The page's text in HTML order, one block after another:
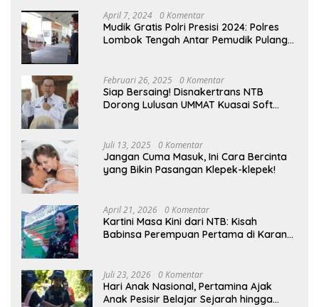
April 7, 2024 0 Komentar
Mudik Gratis Polri Presisi 2024: Polres
Lombok Tengah Antar Pemudik Pulang
Februari 26, 2025 0 Komentar
Siap Bersaing! Disnakertrans NTB
Dorong Lulusan UMMAT Kuasai Soft
Juli 13, 2025 0 Komentar
Jangan Cuma Masuk, Ini Cara Bercinta
yang Bikin Pasangan Klepek-klepek!
April 21, 2026 0 Komentar
Kartini Masa Kini dari NTB: Kisah
Babinsa Perempuan Pertama di Karang
Juli 23, 2026 0 Komentar
Hari Anak Nasional, Pertamina Ajak
Anak Pesisir Belajar Sejarah hingga